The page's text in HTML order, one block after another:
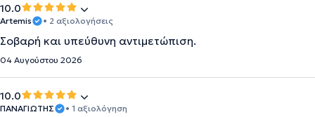
10.0
Artemis • 2 αξιολογήσεις
Σοβαρή και υπεύθυνη αντιμετώπιση.
04 Αυγούστου 2026
10.0
ΠΑΝΑΓΙΩΤΗΣ • 1 αξιολόγηση